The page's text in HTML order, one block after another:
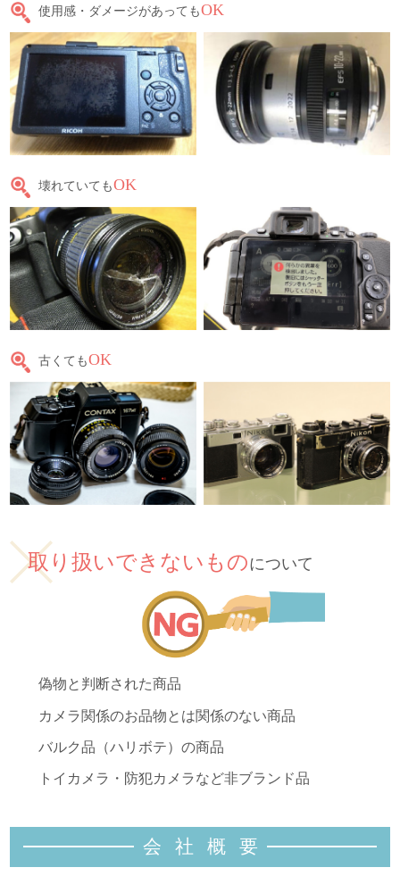
使用感・ダメージがあってもOK
壊れていてもOK
古くてもOK
取り扱いできないものについて
偽物と判断された商品
カメラ関係のお品物とは関係のない商品
バルク品（ハリボテ）の商品
トイカメラ・防犯カメラなど非ブランド品
会社概 要